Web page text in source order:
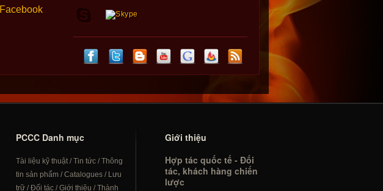
Facebook
PCCC Danh mục
Tài liệu kỹ thuật/Tin tức/Thông
tin sản phẩm/Catalogues/ Lưu
trữ/Đối tác/Giới thiệu /Thành
Giới thiệu
Hợp tác quốc tế - Đối
tác, khách hàng chiến
lược